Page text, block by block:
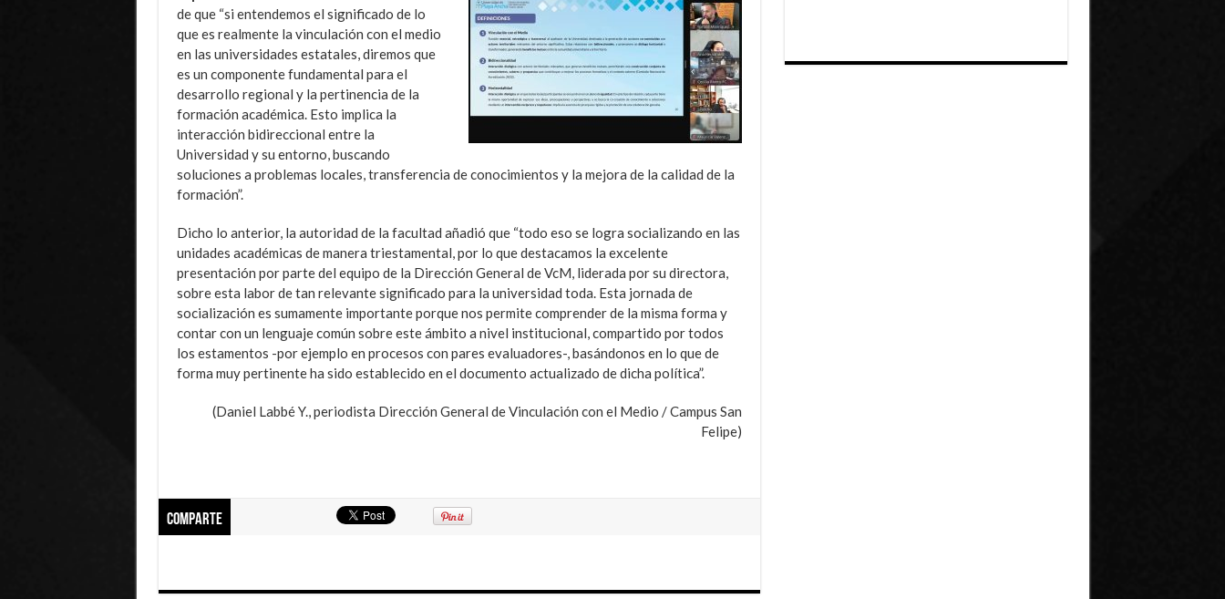
de que “si entendemos el significado de lo
que es realmente la vinculación con el medio
en las universidades estatales, diremos que
es un componente fundamental para el
desarrollo regional y la pertinencia de la
formación académica. Esto implica la
interacción bidireccional entre la
Universidad y su entorno, buscando
soluciones a problemas locales, transferencia de conocimientos y la mejora de la calidad de la
formación”.
Dicho lo anterior, la autoridad de la facultad añadió que “todo eso se logra socializando en las
unidades académicas de manera triestamental, por lo que destacamos la excelente
presentación por parte del equipo de la Dirección General de VcM, liderada por su directora,
sobre esta labor de tan relevante significado para la universidad toda. Esta jornada de
socialización es sumamente importante porque nos permite comprender de la misma forma y
contar con un lenguaje común sobre este ámbito a nivel institucional, compartido por todos
los estamentos -por ejemplo en procesos con pares evaluadores-, basándonos en lo que de
forma muy pertinente ha sido establecido en el documento actualizado de dicha política”.
(Daniel Labbé Y., periodista Dirección General de Vinculación con el Medio / Campus San
Felipe)
Comparte